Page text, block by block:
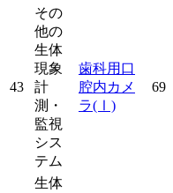
43
その
他の
生体
現象
計
測・
監視
シス
テム
歯科用口
腔内カメ
ラ(Ⅰ)
69
生体